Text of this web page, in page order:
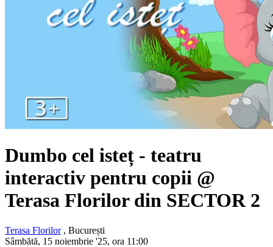
Dumbo cel isteț - teatru
interactiv pentru copii @
Terasa Florilor din SECTOR 2
Terasa Florilor, București
Sâmbătă, 15 noiembrie '25, ora 11:00